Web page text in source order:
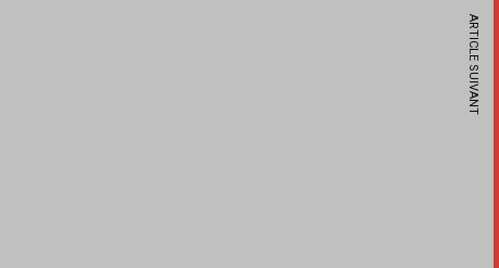
ARTICLE SUIVANT